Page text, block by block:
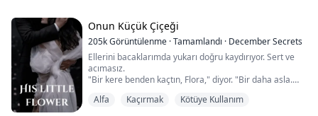
Onun Küçük Çiçeği
205kGörüntülenme ·Tamamlandı · December Secrets
Ellerini bacaklarımda yukarı doğru kaydırıyor. Sert ve
acımasız.
"Bir kere benden kaçtın, Flora," diyor. "Bir daha asla.
Boynumdaki tutuşunu sıkılaştırıyor. "Söyle."
Alfa Kaçırmak Kötüye Kullanım